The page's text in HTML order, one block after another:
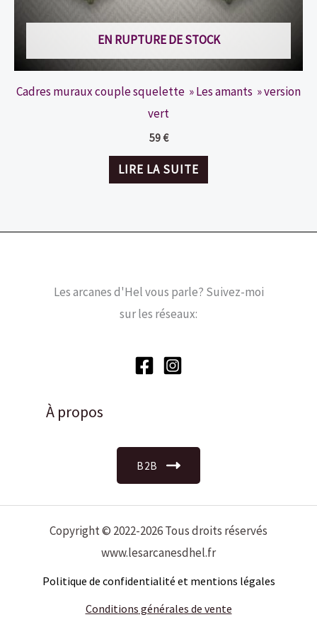
EN RUPTURE DE STOCK
Cadres muraux couple squelette » Les amants » version
vert
59€
LIRE LA SUITE
Les arcanes d'Hel vous parle? Suivez-moi
sur les réseaux:
À propos
B2B
Copyright © 2022-2026 Tous droits réservés
www.lesarcanesdhel.fr
Politique de confidentialité et mentions légales
Conditions générales de vente